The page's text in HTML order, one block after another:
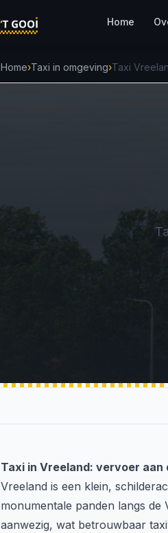
Home
Home›Taxi in omgeving›Taxi
Taxi in Vreeland: vervoer aan
Vreeland is een klein,
monumentale panden langs
aanwezig, wat betrouwbaar